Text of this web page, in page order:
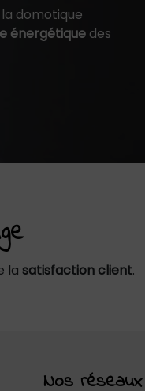
domotique
énergétique des
la satisfaction client.
Nos réseaux